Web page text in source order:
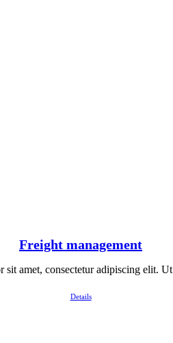
Freight management
amet, consectetur adipiscing elit.
Details